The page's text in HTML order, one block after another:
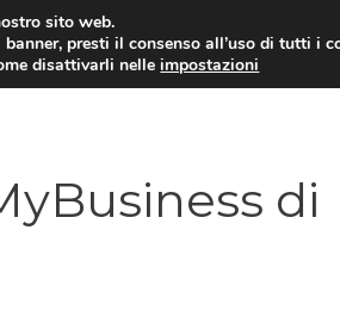
MUTUI PRIMA CASA PRESTITI
di
sito web.
presti il consenso all’uso di tutti i
disattivarli nelleimpostazioni